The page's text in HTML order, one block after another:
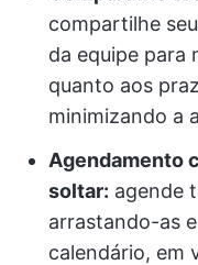
compartilhe
da equipe para
quanto aos
minimizando a
Agendamento
soltar: agende
arrastando-as
calendário, em